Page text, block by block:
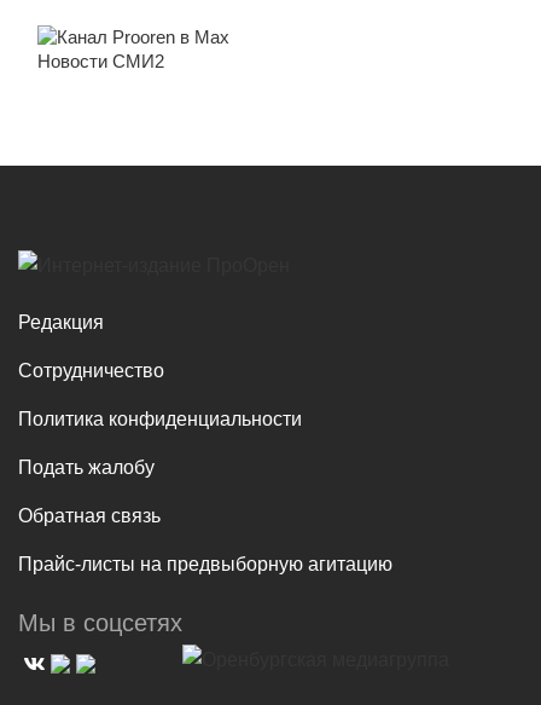
Новости СМИ2
Редакция
Сотрудничество
Политика конфиденциальности
Подать жалобу
Обратная связь
Прайс-листы на предвыборную агитацию
Мы в соцсетях